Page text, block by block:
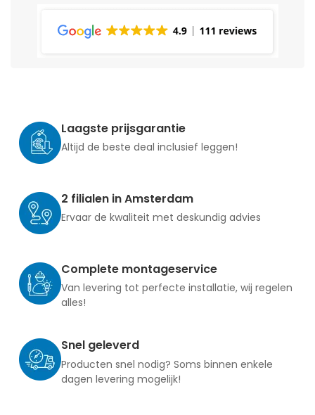
Laagste prijsgarantie
Altijd de beste deal inclusief leggen!
2 filialen in Amsterdam
Ervaar de kwaliteit met deskundig advies
Complete montageservice
Van levering tot perfecte installatie, wij regelen
alles!
Snel geleverd
Producten snel nodig? Soms binnen enkele
dagen levering mogelijk!